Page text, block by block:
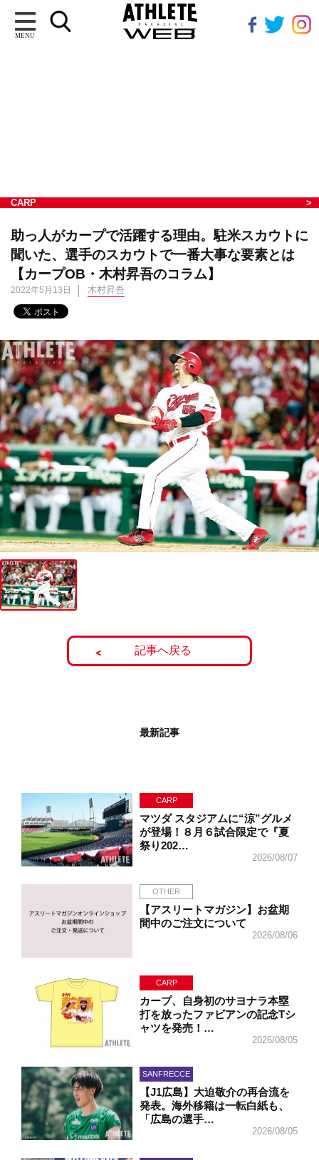
MENU
CARP
助っ人がカープで活躍する理由。駐米スカウトに
聞いた、選手のスカウトで一番大事な要素とは
【カープOB・木村昇吾のコラム】
2022年5月13日 木村昇吾
記事へ戻る
最新記事
CARP
マツダ スタジアムに“涼”グルメ
が登場！８月６試合限定で『夏
祭り202…
2026/08/07
OTHER
【アスリートマガジン】お盆期
間中のご注文について
2026/08/06
CARP
カープ、自身初のサヨナラ本塁
打を放ったファビアンの記念Tシ
ャツを発売！…
2026/08/05
SANFRECCE
【J1広島】大迫敬介の再合流を
発表。海外移籍は一転白紙も、
「広島の選手…
2026/08/05